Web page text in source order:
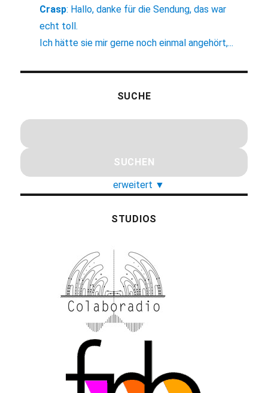
Crasp: Hallo, danke für die Sendung, das war
echt toll.
Ich hätte sie mir gerne noch einmal angehört,...
SUCHE
erweitert ▼
STUDIOS